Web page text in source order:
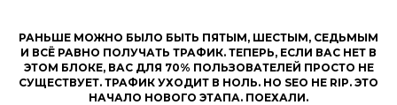
РАНЬШЕ МОЖНО БЫЛО БЫТЬ ПЯТЫМ, ШЕСТЫМ, СЕДЬМЫМ
И ВСЁ РАВНО ПОЛУЧАТЬ ТРАФИК. ТЕПЕРЬ, ЕСЛИ ВАС НЕТ В
ЭТОМ БЛОКЕ, ВАС ДЛЯ 70% ПОЛЬЗОВАТЕЛЕЙ ПРОСТО НЕ
СУЩЕСТВУЕТ. ТРАФИК УХОДИТ В НОЛЬ. НО SEO НЕ RIP. ЭТО
НАЧАЛО НОВОГО ЭТАПА. ПОЕХАЛИ.